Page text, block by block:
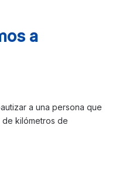
a
a una persona que
kilómetros de